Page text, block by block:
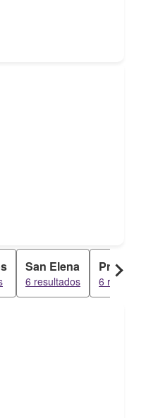
San Elena
6 resultados
Progreso
6 resultados